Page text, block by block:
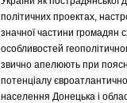
політичних проектах,
значної частини громадян
особливостей
звично апелюють при
потенціалу
населення Донецька і